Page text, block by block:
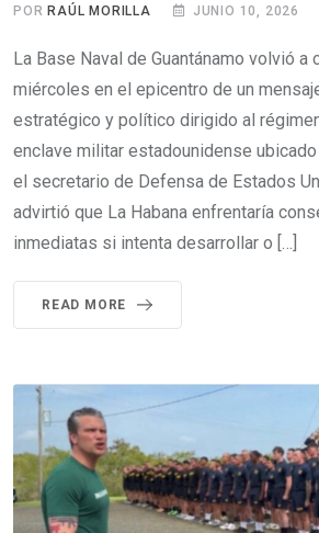
POR RAÚL MORILLA JUNIO 10, 2026
La Base Naval de Guantánamo volvió
miércoles en el epicentro de un
estratégico y político dirigido al
enclave militar estadounidense
el secretario de Defensa de Estados
advirtió que La Habana enfrentaría
inmediatas si intenta desarrollar o […]
READ MORE